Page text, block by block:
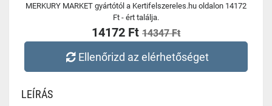
MERKURY MARKET gyártótól a Kertifelszereles.hu oldalon 14172
Ft - ért találja.
14172 Ft 14347 Ft
Ellenőrizd az elérhetőséget
LEÍRÁS